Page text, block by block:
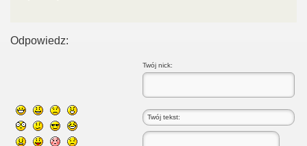
Odpowiedz:
Twój nick: